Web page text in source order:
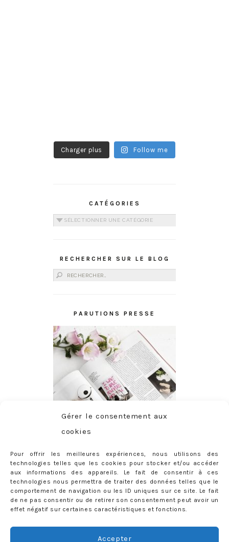
Gérer le consentement aux
cookies
Pour offrir les meilleures expériences, nous utilisons des
technologies telles que les cookies pour stocker et/ou accéder
aux informations des appareils. Le fait de consentir à ces
technologies nous permettra de traiter des données telles que le
comportement de navigation ou les ID uniques sur ce site. Le fait
de ne pas consentir ou de retirer son consentement peut avoir un
effet négatif sur certaines caractéristiques et fonctions.
Accepter
Charger plus Follow me
CATÉGORIES
Catégories
RECHERCHER SUR LE BLOG
Rechercher :
PARUTIONS PRESSE
ABONNEMENT
Adresse